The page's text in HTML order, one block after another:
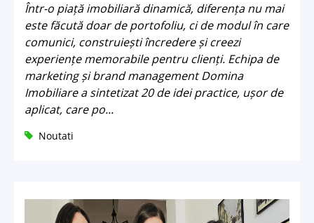
Într-o piață imobiliară dinamică, diferența nu mai
este făcută doar de portofoliu, ci de modul în care
comunici, construiești încredere și creezi
experiențe memorabile pentru clienți. Echipa de
marketing și brand management Domina
Imobiliare a sintetizat 20 de idei practice, ușor de
aplicat, care po...
Noutati